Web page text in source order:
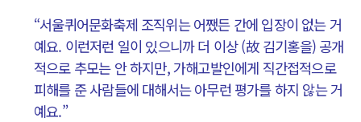
“서울퀴어문화축제 조직위는 어쨌든 간에 입장이 없는 거
예요. 이런저런 일이 있으니까 더 이상 (故 김기홍을) 공개
적으로 추모는 안 하지만, 가해고발인에게 직간접적으로
피해를 준 사람들에 대해서는 아무런 평가를 하지 않는 거
예요.”